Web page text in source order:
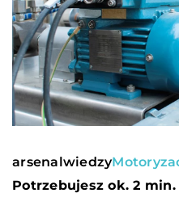
arsenalwiedzy
Potrzebujesz ok. 2